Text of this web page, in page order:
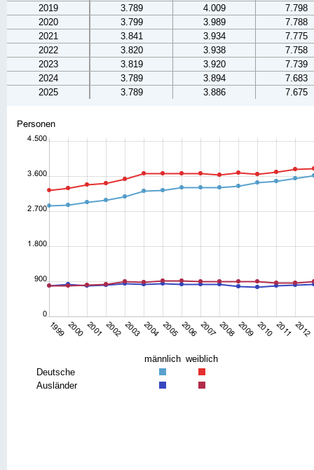
2019
3.789 4.009
7.798
2020
3.799 3.989
7.788
2021
3.841 3.934
7.775
2022
3.820 3.938
7.758
2023
3.819 3.920
7.739
2024
3.789 3.894
7.683
2025
3.789 3.886 7.675
männlich weiblich
Deutsche
Ausländer